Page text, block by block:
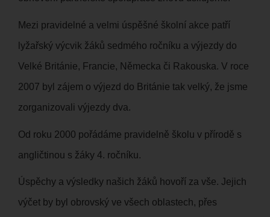
Mezi pravidelné a velmi úspěšné školní akce patří
lyžařský výcvik žáků sedmého ročníku a výjezdy do
Velké Británie, Francie, Německa či Rakouska. V roce
2007 byl zájem o výjezd do Británie tak velký, že jsme
zorganizovali výjezdy dva.
Od roku 2000 pořádáme pravidelně školu v přírodě s
angličtinou s žáky 4. ročníku.
Úspěchy a výsledky našich žáků hovoří za vše. Jejich
výčet by byl obrovský ve všech oblastech, přes